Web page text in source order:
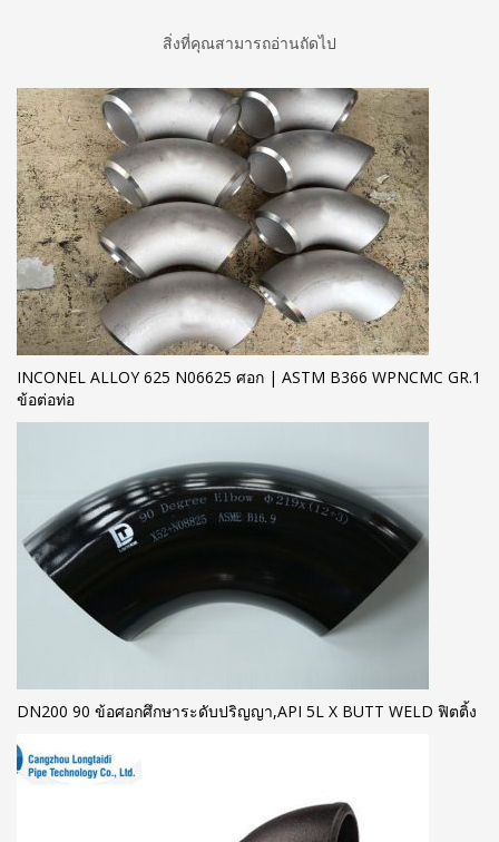
สิ่งที่คุณสามารถอ่านถัดไป
INCONEL ALLOY 625 N06625 ศอก | ASTM B366 WPNCMC GR.1
ข้อต่อท่อ
DN200 90 ข้อศอกศึกษาระดับปริญญา,API 5L X BUTT WELD ฟิตติ้ง